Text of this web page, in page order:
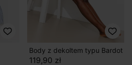
Body z dekoltem typu Bardot
119,90 zł